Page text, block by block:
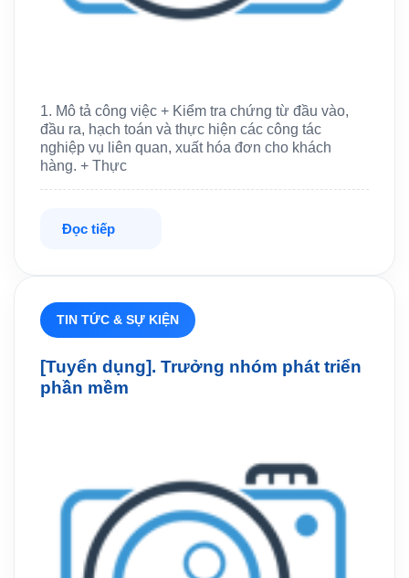
1. Mô tả công việc + Kiểm tra chứng từ đầu vào,
đầu ra, hạch toán và thực hiện các công tác
nghiệp vụ liên quan, xuất hóa đơn cho khách
hàng. + Thực
Đọc tiếp
TIN TỨC & SỰ KIỆN
[Tuyển dụng]. Trưởng nhóm phát triển
phần mềm